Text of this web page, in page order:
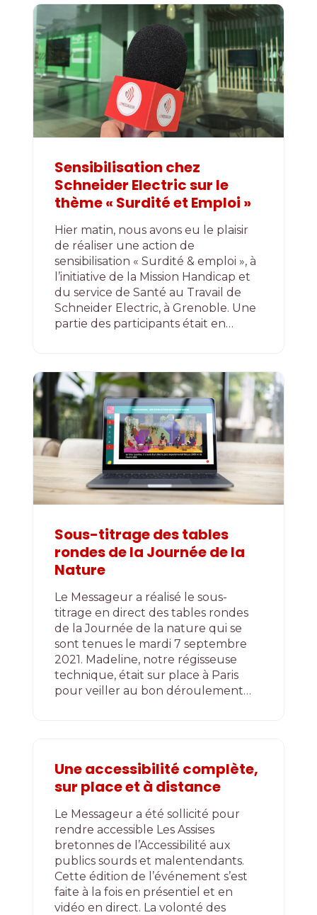
Sensibilisation chez
Schneider Electric sur le
thème « Surdité et Emploi »
Hier matin, nous avons eu le plaisir
de réaliser une action de
sensibilisation « Surdité & emploi », à
l’initiative de la Mission Handicap et
du service de Santé au Travail de
Schneider Electric, à Grenoble. Une
partie des participants était en…
Sous-titrage des tables
rondes de la Journée de la
Nature
Le Messageur a réalisé le sous-
titrage en direct des tables rondes
de la Journée de la nature qui se
sont tenues le mardi 7 septembre
2021. Madeline, notre régisseuse
technique, était sur place à Paris
pour veiller au bon déroulement…
Une accessibilité complète,
sur place et à distance
Le Messageur a été sollicité pour
rendre accessible Les Assises
bretonnes de l’Accessibilité aux
publics sourds et malentendants.
Cette édition de l’événement s’est
faite à la fois en présentiel et en
vidéo en direct. La volonté des